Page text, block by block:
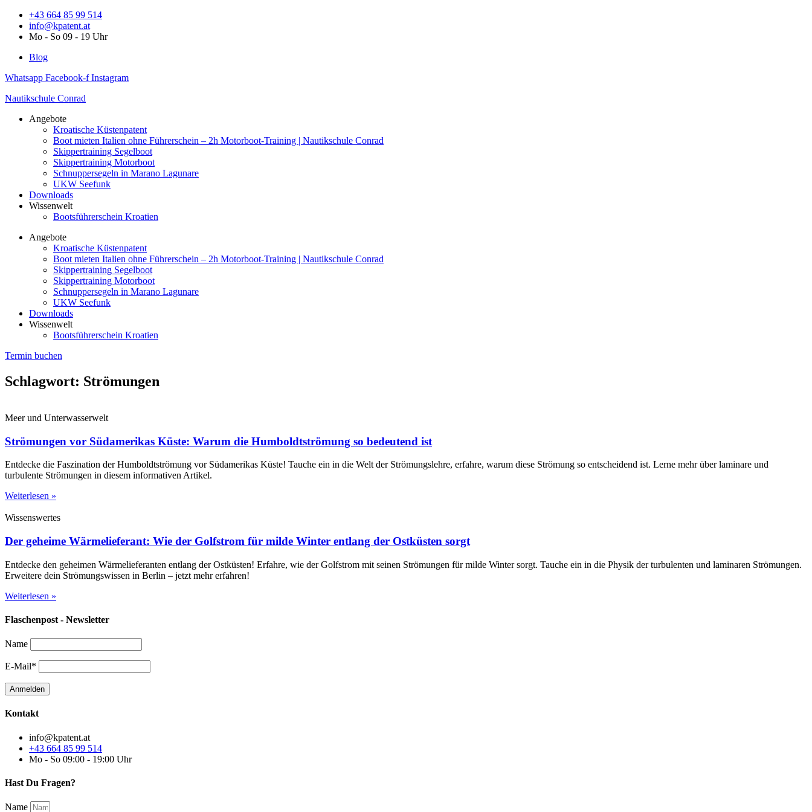
Zum
Inhalt
springen
+43 664 85 99 514
info@kpatent.at
Mo - So 09 - 19 Uhr
Blog
Whatsapp Facebook-f Instagram
Nautikschule Conrad
Angebote
Kroatische Küstenpatent
Boot mieten Italien ohne Führerschein – 2h Motorboot-Training | Nautikschule Conrad
Skippertraining Segelboot
Skippertraining Motorboot
Schnuppersegeln in Marano Lagunare
UKW Seefunk
Downloads
Wissenwelt
Bootsführerschein Kroatien
Angebote
Kroatische Küstenpatent
Boot mieten Italien ohne Führerschein – 2h Motorboot-Training | Nautikschule Conrad
Skippertraining Segelboot
Skippertraining Motorboot
Schnuppersegeln in Marano Lagunare
UKW Seefunk
Downloads
Wissenwelt
Bootsführerschein Kroatien
Termin buchen
Schlagwort: Strömungen
Meer und Unterwasserwelt
Strömungen vor Südamerikas Küste: Warum die Humboldtströmung so bedeutend ist
Entdecke die Faszination der Humboldtströmung vor Südamerikas Küste! Tauche ein in die Welt der Strömungslehre, erfahre, warum diese Strömung so entscheidend ist. Lerne mehr über laminare und
turbulente Strömungen in diesem informativen Artikel.
Weiterlesen »
Wissenswertes
Der geheime Wärmelieferant: Wie der Golfstrom für milde Winter entlang der Ostküsten sorgt
Entdecke den geheimen Wärmelieferanten entlang der Ostküsten! Erfahre, wie der Golfstrom mit seinen Strömungen für milde Winter sorgt. Tauche ein in die Physik der turbulenten und laminaren Strömungen.
Erweitere dein Strömungswissen in Berlin – jetzt mehr erfahren!
Weiterlesen »
Flaschenpost - Newsletter
Name
E-Mail*
Kontakt
info@kpatent.at
+43 664 85 99 514
Mo - So 09:00 - 19:00 Uhr
Hast Du Fragen?
Name